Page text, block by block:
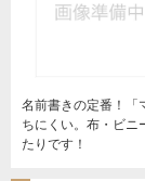
名前書きの定番！「
ちにくい。布・ビニ
たりです！